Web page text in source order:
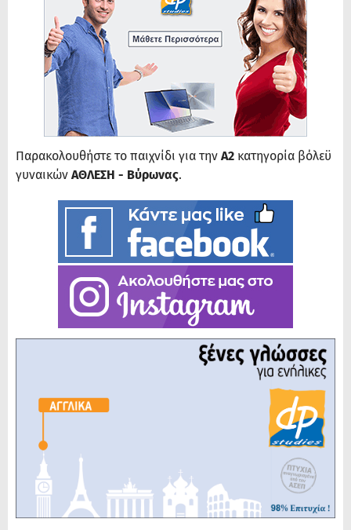
Παρακολουθήστε το παιχνίδι για την Α2 κατηγορία βόλεϋ
γυναικών ΑΘΛΕΣΗ - Βύρωνας.